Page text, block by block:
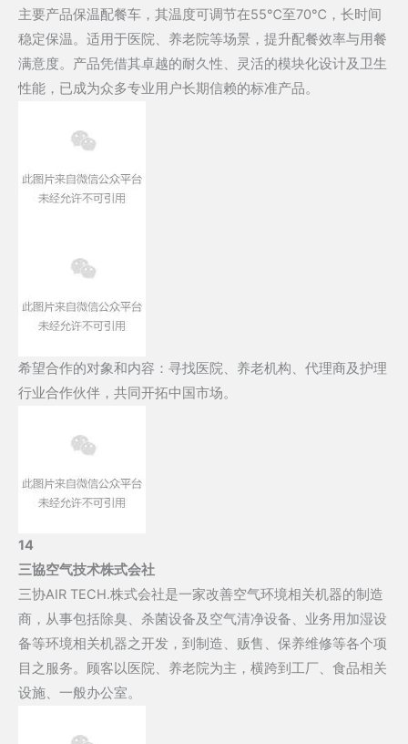
主要产品保温配餐车，其温度可调节在55℃至70℃，长时间
稳定保温。适用于医院、养老院等场景，提升配餐效率与用餐
满意度。产品凭借其卓越的耐久性、灵活的模块化设计及卫生
性能，已成为众多专业用户长期信赖的标准产品。
希望合作的对象和内容：寻找医院、养老机构、代理商及护理
行业合作伙伴，共同开拓中国市场。
14
三協空气技术株式会社
三协AIR TECH.株式会社是一家改善空气环境相关机器的制造
商，从事包括除臭、杀菌设备及空气清净设备、业务用加湿设
备等环境相关机器之开发，到制造、贩售、保养维修等各个项
目之服务。顾客以医院、养老院为主，横跨到工厂、食品相关
设施、一般办公室。